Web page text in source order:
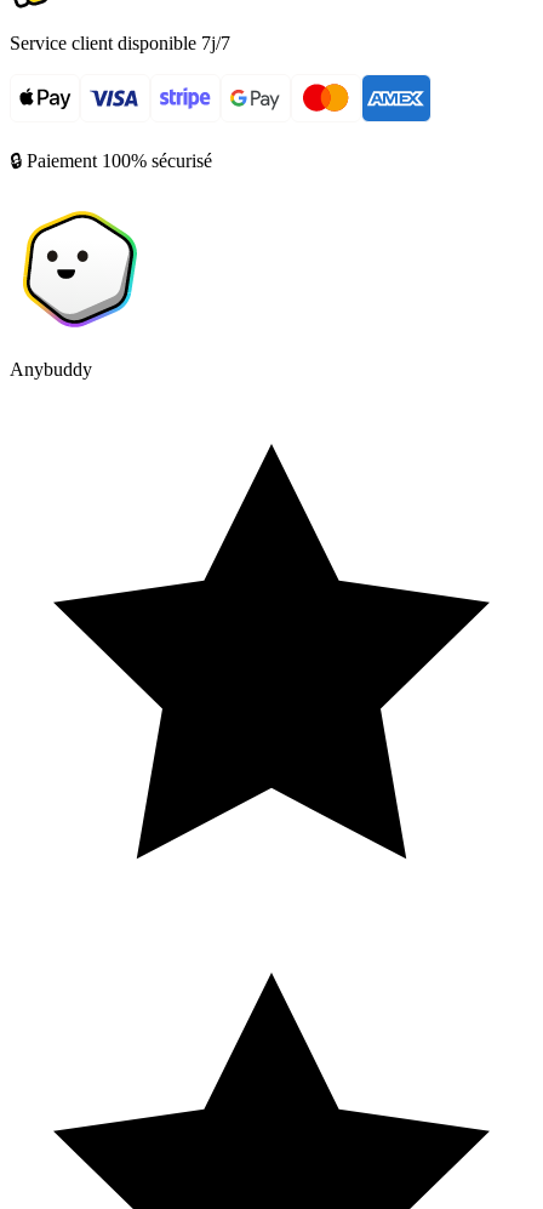
Service client disponible 7j/7
🔒 Paiement 100% sécurisé
Anybuddy